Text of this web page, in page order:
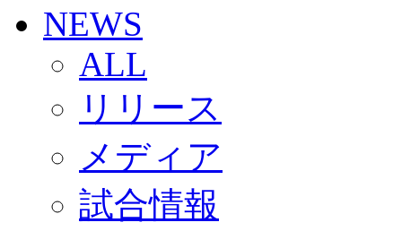
SCHEDULE
2026/27
練習見学時のファンサービスについて
TICKET
奈良クラブ明治安田J3リーグ2026/27シーズン試
奈良クラブ明治安田Ｊ3リーグ 2026/27シーズン「
観戦ルール＆マナー
2026/27ファンコミュニティ
サポートショップ
GOODS
オフィシャルストア（実店舗）
オンラインストア
NEWS
ALL
リリース
メディア
試合情報